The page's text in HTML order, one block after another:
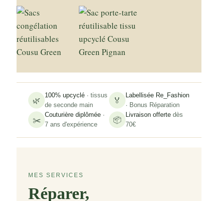
🌿
100% upcyclé · tissus
de seconde main
🏅
Labellisée Re_Fashion
· Bonus Réparation
✂️
Couturière diplômée ·
7 ans d'expérience
📦
Livraison offerte dès
70€
MES SERVICES
Réparer,